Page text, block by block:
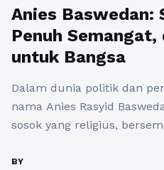
Anies Baswedan:
Penuh
untuk Bangsa
Dalam dunia politik dan
nama Anies Rasyid
sosok yang religius,
menonjol karena
BY